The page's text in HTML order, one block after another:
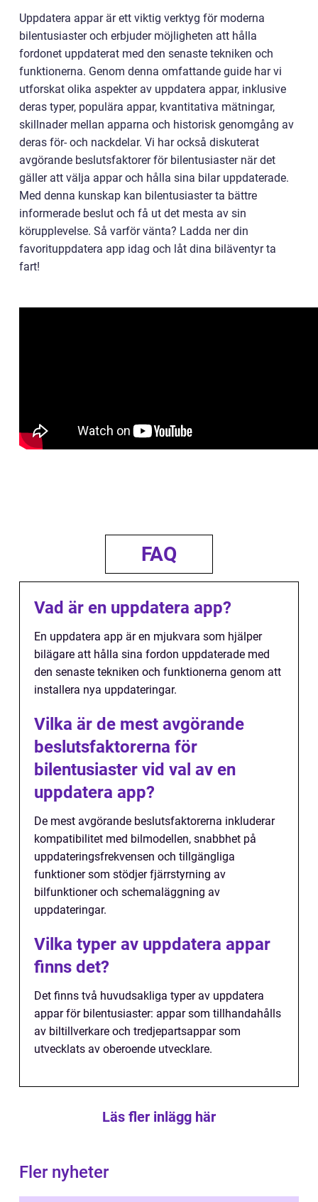
Uppdatera appar är ett viktig verktyg för moderna
bilentusiaster och erbjuder möjligheten att hålla
fordonet uppdaterat med den senaste tekniken och
funktionerna. Genom denna omfattande guide har vi
utforskat olika aspekter av uppdatera appar, inklusive
deras typer, populära appar, kvantitativa mätningar,
skillnader mellan apparna och historisk genomgång av
deras för- och nackdelar. Vi har också diskuterat
avgörande beslutsfaktorer för bilentusiaster när det
gäller att välja appar och hålla sina bilar uppdaterade.
Med denna kunskap kan bilentusiaster ta bättre
informerade beslut och få ut det mesta av sin
körupplevelse. Så varför vänta? Ladda ner din
favorituppdatera app idag och låt dina biläventyr ta
fart!
FAQ
Vad är en uppdatera app?
En uppdatera app är en mjukvara som hjälper
bilägare att hålla sina fordon uppdaterade med
den senaste tekniken och funktionerna genom att
installera nya uppdateringar.
Vilka är de mest avgörande
beslutsfaktorerna för
bilentusiaster vid val av en
uppdatera app?
De mest avgörande beslutsfaktorerna inkluderar
kompatibilitet med bilmodellen, snabbhet på
uppdateringsfrekvensen och tillgängliga
funktioner som stödjer fjärrstyrning av
bilfunktioner och schemaläggning av
uppdateringar.
Vilka typer av uppdatera appar
finns det?
Det finns två huvudsakliga typer av uppdatera
appar för bilentusiaster: appar som tillhandahålls
av biltillverkare och tredjepartsappar som
utvecklats av oberoende utvecklare.
Läs fler inlägg här
Fler nyheter